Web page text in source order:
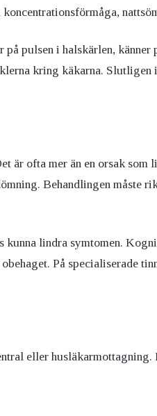
pulsen i halskärlen, känner
kring käkarna. Slutligen
är ofta mer än en orsak som
Behandlingen måste
lindra symtomen.
På specialiserade
eller husläkarmottagning.